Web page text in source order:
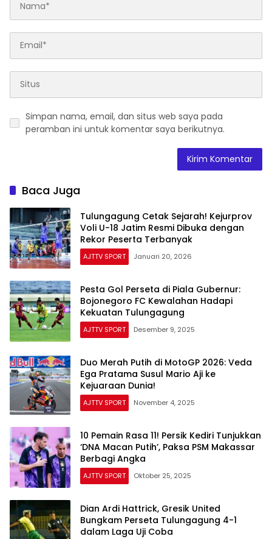
Simpan nama, email, dan situs web saya pada
peramban ini untuk komentar saya berikutnya.
Baca Juga
Tulungagung Cetak Sejarah! Kejurprov
Voli U-18 Jatim Resmi Dibuka dengan
Rekor Peserta Terbanyak
AJTTV SPORT Januari 20, 2026
Pesta Gol Perseta di Piala Gubernur:
Bojonegoro FC Kewalahan Hadapi
Kekuatan Tulungagung
AJTTV SPORT Desember 9, 2025
Duo Merah Putih di MotoGP 2026: Veda
Ega Pratama Susul Mario Aji ke
Kejuaraan Dunia!
AJTTV SPORT November 4, 2025
10 Pemain Rasa 11! Persik Kediri Tunjukkan
‘DNA Macan Putih’, Paksa PSM Makassar
Berbagi Angka
AJTTV SPORT Oktober 25, 2025
Dian Ardi Hattrick, Gresik United
Bungkam Perseta Tulungagung 4-1
dalam Laga Uji Coba